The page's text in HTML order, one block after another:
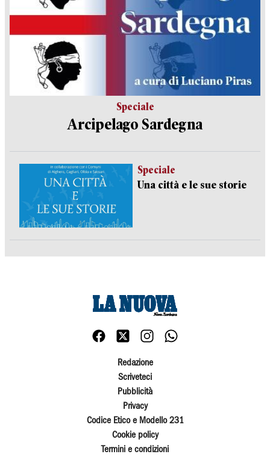
Speciale
Arcipelago Sardegna
Speciale
Una città e le sue storie
Redazione
Scriveteci
Pubblicità
Privacy
Codice Etico e Modello 231
Cookie policy
Termini e condizioni